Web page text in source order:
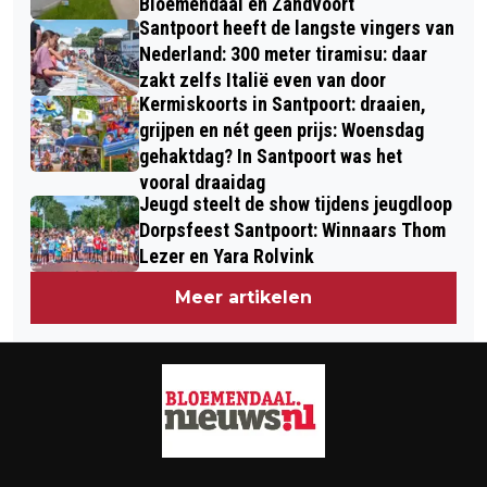
OOK FILMPJE)Santpoort heeft de langste vingers van
Nederland: 300 meter tiramisu: daar
zakt zelfs Italië even van door
Kermiskoorts in Santpoort: draaien,
grijpen en nét geen prijs: Woensdag
gehaktdag? In Santpoort was het
vooral draaidag
Jeugd steelt de show tijdens jeugdloop
Dorpsfeest Santpoort: Winnaars Thom
Lezer en Yara Rolvink
Meer artikelen